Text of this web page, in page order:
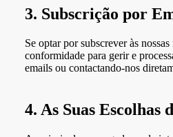
3. Subscrição por
Se optar por subscrever às
conformidade para gerir e
emails ou contactando-nos
4. As Suas Escolhas